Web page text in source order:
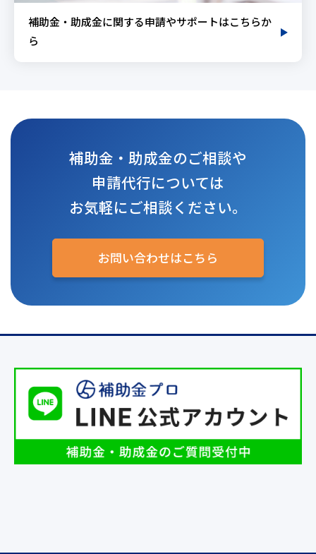
補助金・助成金に関する申請やサポートはこちらか
ら
補助金・助成金のご相談や
申請代行については
お気軽にご相談ください。
お問い合わせはこちら